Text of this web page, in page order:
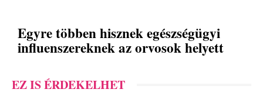
Egyre többen hisznek egészségügyi
influenszereknek az orvosok helyett
EZ IS ÉRDEKELHET